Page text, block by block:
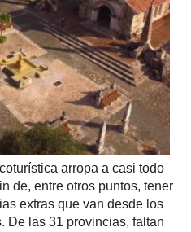
arropa a casi todo
de, entre otros puntos, tener
extras que van desde los
De las 31 provincias, faltan